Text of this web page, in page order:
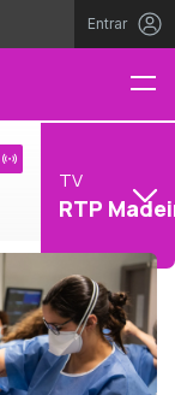
Entrar
TV
RTP